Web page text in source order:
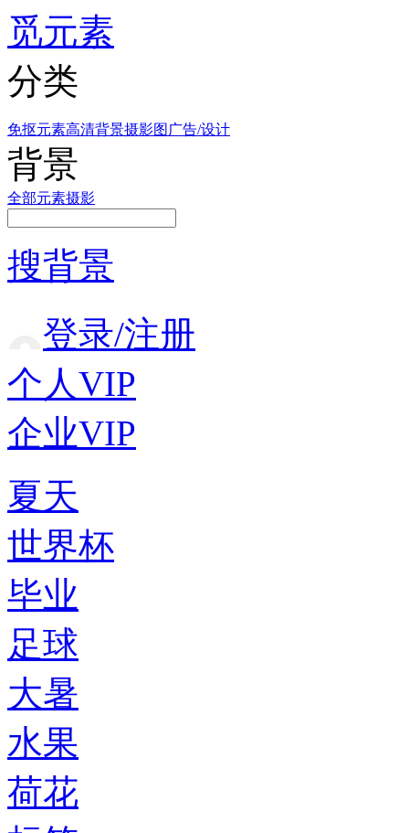
觅元素
分类
免抠元素高清背景摄影图 广告/设计
背景
全部元素摄影
搜背景
登录/注册
个人VIP
企业VIP
夏天
世界杯
毕业
足球
大暑
水果
荷花